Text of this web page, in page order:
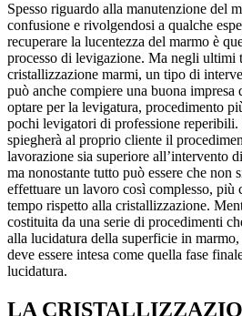
Spesso riguardo alla manutenzione del
confusione e rivolgendosi a qualche
recuperare la lucentezza del marmo è
processo di levigazione. Ma negli ultimi
cristallizzazione marmi, un tipo di
può anche compiere una buona
optare per la levigatura, procedimento
pochi levigatori di professione
spiegherà al proprio cliente il
lavorazione sia superiore all’intervento
ma nonostante tutto può essere che non
effettuare un lavoro così complesso, più
tempo rispetto alla cristallizzazione.
costituita da una serie di procedimenti
alla lucidatura della superficie in
deve essere intesa come quella fase
lucidatura.
LA